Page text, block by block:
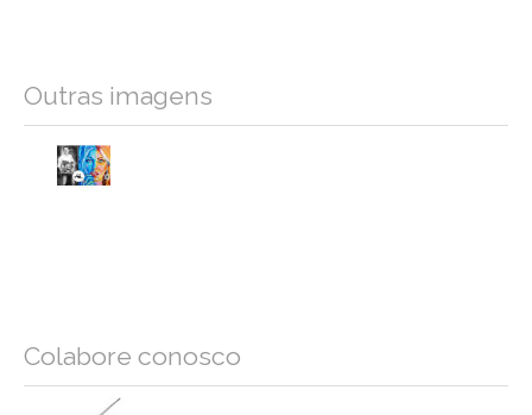
Outras imagens
Colabore conosco